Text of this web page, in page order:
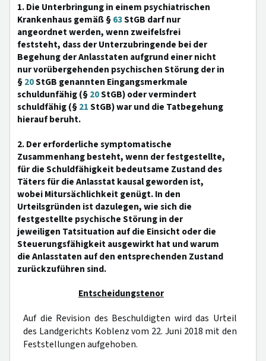
1. Die Unterbringung in einem psychiatrischen
Krankenhaus gemäß §63StGB darf nur
angeordnet werden, wenn zweifelsfrei
feststeht, dass der Unterzubringende bei der
Begehung der Anlasstaten aufgrund einer nicht
nur vorübergehenden psychischen Störung der in
§20StGB genannten Eingangsmerkmale
schuldunfähig (§20StGB) oder vermindert
schuldfähig (§21StGB) war und die Tatbegehung
hierauf beruht.
2. Der erforderliche symptomatische
Zusammenhang besteht, wenn der festgestellte,
für die Schuldfähigkeit bedeutsame Zustand des
Täters für die Anlasstat kausal geworden ist,
wobei Mitursächlichkeit genügt. In den
Urteilsgründen ist dazulegen, wie sich die
festgestellte psychische Störung in der
jeweiligen Tatsituation auf die Einsicht oder die
Steuerungsfähigkeit ausgewirkt hat und warum
die Anlasstaten auf den entsprechenden Zustand
zurückzuführen sind.
Entscheidungstenor
Auf die Revision des Beschuldigten wird das Urteil
des Landgerichts Koblenz vom 22. Juni 2018 mit den
Feststellungen aufgehoben.